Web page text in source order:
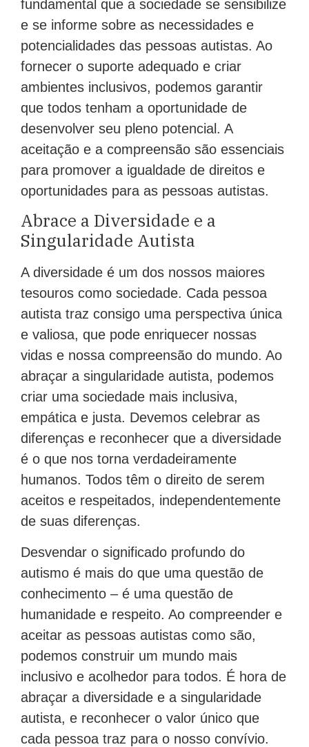
fundamental que a sociedade se sensibilize
e se informe sobre as necessidades e
potencialidades das pessoas autistas. Ao
fornecer o suporte adequado e criar
ambientes inclusivos, podemos garantir
que todos tenham a oportunidade de
desenvolver seu pleno potencial. A
aceitação e a compreensão são essenciais
para promover a igualdade de direitos e
oportunidades para as pessoas autistas.
Abrace a Diversidade e a
Singularidade Autista
A diversidade é um dos nossos maiores
tesouros como sociedade. Cada pessoa
autista traz consigo uma perspectiva única
e valiosa, que pode enriquecer nossas
vidas e nossa compreensão do mundo. Ao
abraçar a singularidade autista, podemos
criar uma sociedade mais inclusiva,
empática e justa. Devemos celebrar as
diferenças e reconhecer que a diversidade
é o que nos torna verdadeiramente
humanos. Todos têm o direito de serem
aceitos e respeitados, independentemente
de suas diferenças.
Desvendar o significado profundo do
autismo é mais do que uma questão de
conhecimento – é uma questão de
humanidade e respeito. Ao compreender e
aceitar as pessoas autistas como são,
podemos construir um mundo mais
inclusivo e acolhedor para todos. É hora de
abraçar a diversidade e a singularidade
autista, e reconhecer o valor único que
cada pessoa traz para o nosso convívio.